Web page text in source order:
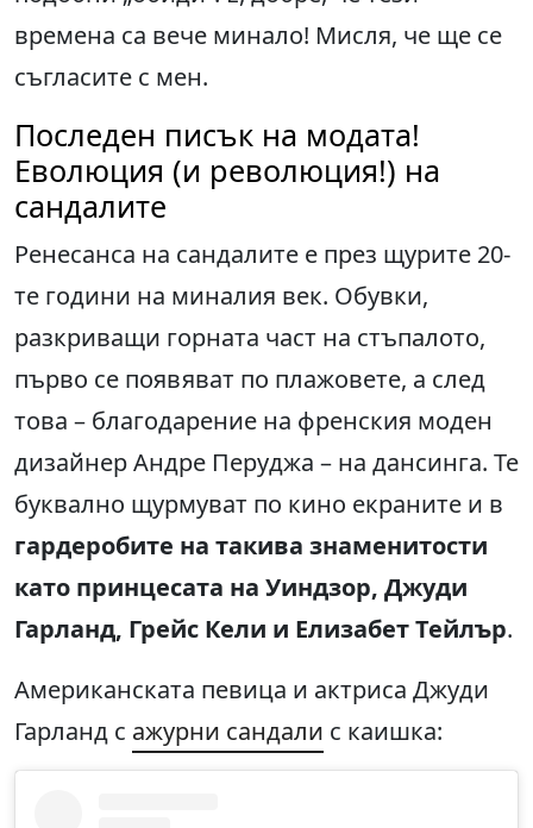
времена са вече минало! Мисля, че ще се
съгласите с мен.
Последен писък на модата!
Еволюция (и революция!) на
сандалите
Ренесанса на сандалите е през щурите 20-
те години на миналия век. Обувки,
разкриващи горната част на стъпалото,
първо се появяват по плажовете, а след
това – благодарение на френския моден
дизайнер Андре Перуджа – на дансинга. Те
буквално щурмуват по кино екраните и в
гардеробите на такива знаменитости
като принцесата на Уиндзор, Джуди
Гарланд, Грейс Кели и Елизабет Тейлър.
Американската певица и актриса Джуди
Гарланд с ажурни сандали с каишка: